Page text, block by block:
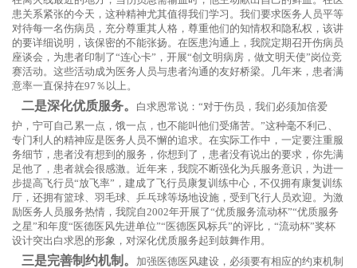
患关系紧张的今天，这种精神尤其值得我们学习。我们要求医务人员平等
对待每一名伤病员，充分尊重其人格，尊重他们的知情权和隐私权，该讲
的要详细说明，该保密的不能张扬。在医患沟通上，我院定期召开伤病员
座谈会，为患者印制了“连心卡”，开展“创文明病房，做文明天使”岗位竞
赛活动。这些活动成为医务人员与患者沟通的友好桥梁。几年来，患者满
意率一直保持在97％以上。
二是深化优质服务。
白求恩常说：“对于伤员，我们必须加倍爱
护，宁可自己累一点，饿一点，也不能叫他们受痛苦。”这种毫不利己、
专门利人的精神应是医务人员不懈的追求。在实际工作中，一定要注重服
务细节，患者没有想到的服务，你想到了，患者没有说出的要求，你先满
足他了，患者就会很感激。近年来，我院不断强化为兵服务意识，为进一
步提高飞行员“放飞率”，建成了飞行员康复训练中心，不仅拥有康复训练
厅，还拥有篮球、羽毛球、乒乓球等场地设施，受到飞行人员欢迎。为激
励医务人员服务热情，我院自2002年开展了“优质服务流动杯”“优质服务
之星”和年度“医德医风先进单位”“医德医风标兵”的评比，“流动杯”奖杯
设计突出白求恩的形象，对深化优质服务起到鼓舞作用。
三是完善制约机制。
加强医德医风建设，必须要有相应的约束机制